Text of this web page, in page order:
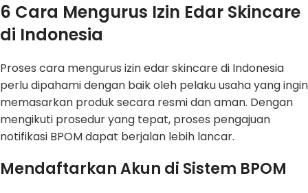
6 Cara Mengurus Izin Edar Skincare
di Indonesia
Proses cara mengurus izin edar skincare di Indonesia
perlu dipahami dengan baik oleh pelaku usaha yang ingin
memasarkan produk secara resmi dan aman. Dengan
mengikuti prosedur yang tepat, proses pengajuan
notifikasi BPOM dapat berjalan lebih lancar.
Mendaftarkan Akun di Sistem BPOM